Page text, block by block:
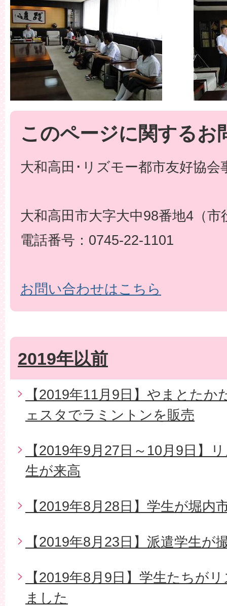
このページに関するお
大和高田･リズモー都市友好協会
大和高田市大字大中98番地4（市
電話番号：0745-22-1101
お問い合わせはこちら
2019年以前
【2019年11月9日】やまとた
ェスタでラミントンを販売
【2019年9月27日～10月9日】
生が来高
【2019年8月28日】学生が堀内
【2019年8月23日】派遣学生が
【2019年8月9日】学生たちが
ました